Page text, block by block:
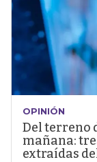
OPINIÓN
Del terreno
mañana:
extraídas